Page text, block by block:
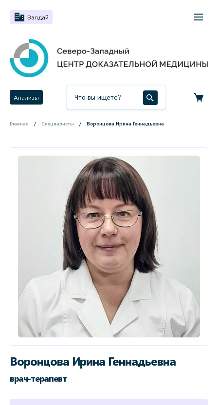
Валдай
Анализы
Главная Специалисты Воронцова Ирина Геннадьевна
Воронцова Ирина Геннадьевна
врач-терапевт